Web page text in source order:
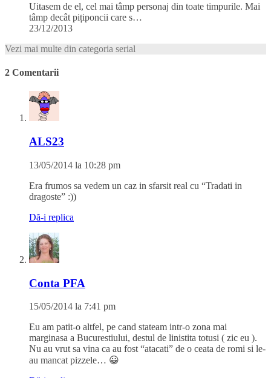
Uitasem de el, cel mai tâmp personaj din toate timpurile. Mai
tâmp decât pițiponcii care s…
23/12/2013
Vezi mai multe din categoria serial
2 Comentarii
ALS23
13/05/2014 la 10:28 pm
Era frumos sa vedem un caz in sfarsit real cu “Tradati in
dragoste” :))
Dă-i replica
Conta PFA
15/05/2014 la 7:41 pm
Eu am patit-o altfel, pe cand stateam intr-o zona mai
marginasa a Bucurestiului, destul de linistita totusi ( zic eu ).
Nu au vrut sa vina ca au fost “atacati” de o ceata de romi si le-
au mancat pizzele… 😀